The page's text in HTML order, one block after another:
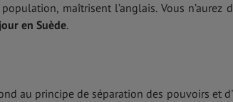
maîtrisent l’anglais. Vous n’aurez
en Suède.
au principe de séparation des pouvoirs et